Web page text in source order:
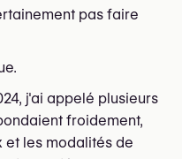
pas faire
j'ai appelé plusieurs
froidement,
et les modalités de